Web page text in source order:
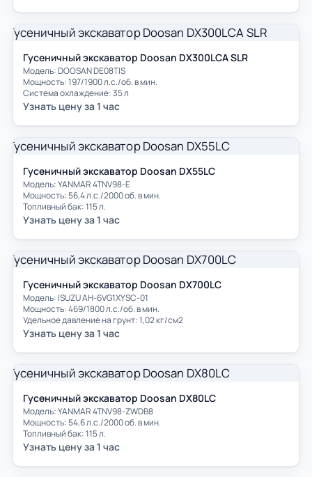
Гусеничный экскаватор Doosan DX300LCA SLR
Модель: DOOSAN DE08TIS
Мощность: 197/1900 л.с./об. в мин.
Система охлаждение: 35 л
Узнать цену за 1 час
Гусеничный экскаватор Doosan DX55LC
Модель: YANMAR 4TNV98-E
Мощность: 56,4 л.с./2000 об. в мин.
Топливный бак: 115 л.
Узнать цену за 1 час
Гусеничный экскаватор Doosan DX700LC
Модель: ISUZU AH-6VG1XYSC-01
Мощность: 469/1800 л.с./об. в мин.
Удельное давление на грунт: 1,02 кг/см2
Узнать цену за 1 час
Гусеничный экскаватор Doosan DX80LC
Модель: YANMAR 4TNV98-ZWDB8
Мощность: 54,6 л.с./2000 об. в мин.
Топливный бак: 115 л.
Узнать цену за 1 час